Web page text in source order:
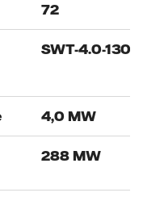
72
SWT-4.0-130
4,0 MW
288 MW